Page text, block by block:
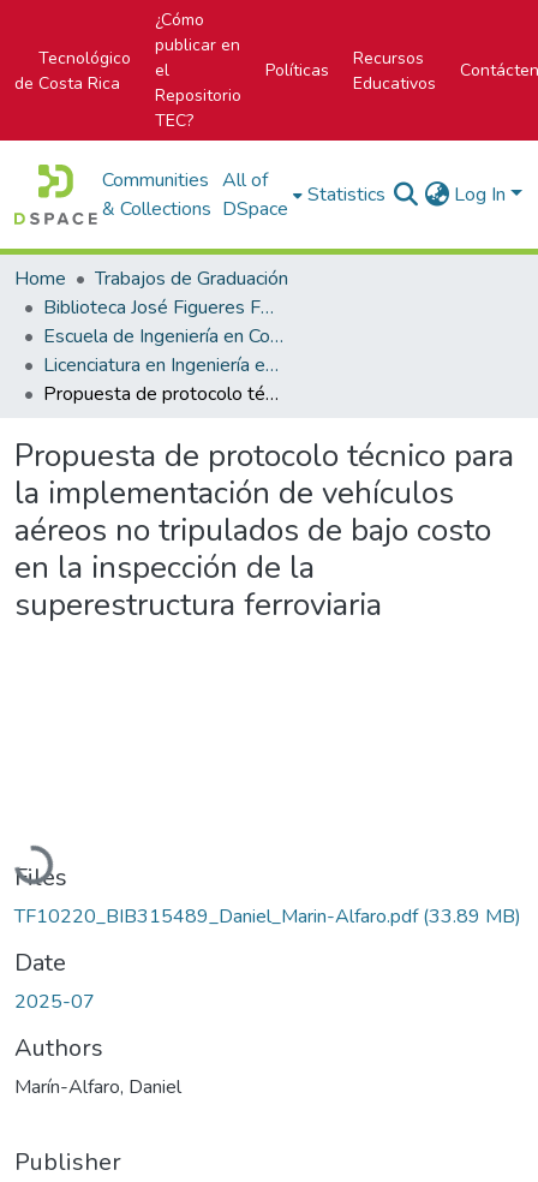
Tecnológico
de Costa Rica
¿Cómo
publicar en
el
Repositorio
TEC?
Políticas
Recursos
Educativos
Communities
& Collections
All of
DSpace
Statistics Log In
Home
Trabajos de Graduación
Biblioteca José Figueres Ferrer
Escuela de Ingeniería en Construcción
Licenciatura en Ingeniería en Construcción
Propuesta de protocolo técnico para la implementación de vehículos aéreos no tripulados de bajo costo en la inspección de la superestructura ferroviaria
Propuesta de protocolo técnico para
la implementación de vehículos
aéreos no tripulados de bajo costo
en la inspección de la
superestructura ferroviaria
Loading...
Files
TF10220_BIB315489_Daniel_Marin-Alfaro.pdf(33.89 MB)
Date
2025-07
Authors
Marín-Alfaro, Daniel
Publisher